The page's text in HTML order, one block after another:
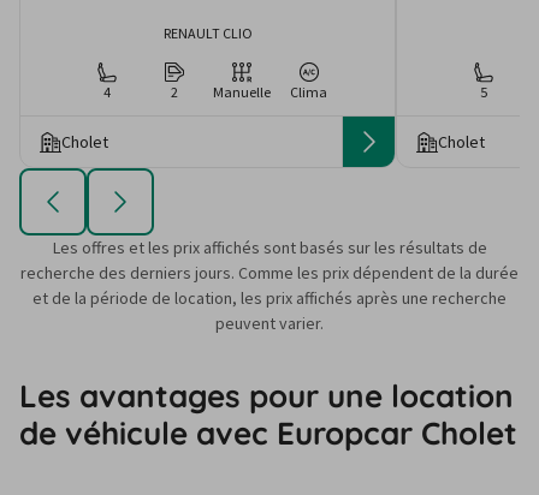
RENAULT CLIO
4 2 Manuelle Clima
Cholet
5
Cholet
Les offres et les prix affichés sont basés sur les résultats de
recherche des derniers jours. Comme les prix dépendent de la durée
et de la période de location, les prix affichés après une recherche
peuvent varier.
Les avantages pour une location
de véhicule avec Europcar Cholet